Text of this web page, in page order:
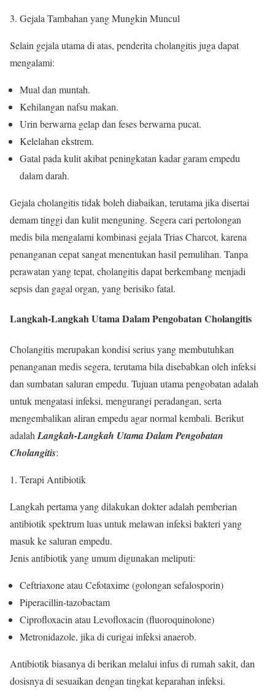
Gejala Tambahan yang Mungkin Muncul
Selain gejala utama di atas, penderita cholangitis juga dapat
mengalami:
Mual dan muntah.
Kehilangan nafsu makan.
Urin berwarna gelap dan feses berwarna pucat.
Kelelahan ekstrem.
Gatal pada kulit akibat peningkatan kadar garam empedu
dalam darah.
Gejala cholangitis tidak boleh diabaikan, terutama jika disertai
demam tinggi dan kulit menguning. Segera cari pertolongan
medis bila mengalami kombinasi gejala Trias Charcot, karena
penanganan cepat sangat menentukan hasil pemulihan. Tanpa
perawatan yang tepat, cholangitis dapat berkembang menjadi
sepsis dan gagal organ, yang berisiko fatal.
Langkah-Langkah Utama Dalam Pengobatan Cholangitis
Cholangitis merupakan kondisi serius yang membutuhkan
penanganan medis segera, terutama bila disebabkan oleh infeksi
dan sumbatan saluran empedu. Tujuan utama pengobatan adalah
untuk mengatasi infeksi, mengurangi peradangan, serta
mengembalikan aliran empedu agar normal kembali. Berikut
adalah Langkah-Langkah Utama Dalam Pengobatan
Cholangitis:
Terapi Antibiotik
Langkah pertama yang dilakukan dokter adalah pemberian
antibiotik spektrum luas untuk melawan infeksi bakteri yang
masuk ke saluran empedu.
Jenis antibiotik yang umum digunakan meliputi:
Ceftriaxone atau Cefotaxime (golongan sefalosporin)
Piperacillin-tazobactam
Ciprofloxacin atau Levofloxacin (fluoroquinolone)
Metronidazole, jika di curigai infeksi anaerob.
Antibiotik biasanya di berikan melalui infus di rumah sakit, dan
dosisnya di sesuaikan dengan tingkat keparahan infeksi.